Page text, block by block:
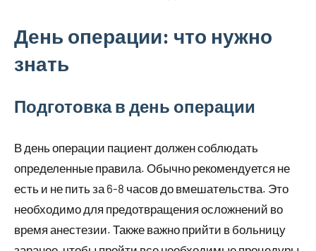
День операции: что нужно
знать
Подготовка в день операции
В день операции пациент должен соблюдать
определенные правила. Обычно рекомендуется не
есть и не пить за 6-8 часов до вмешательства. Это
необходимо для предотвращения осложнений во
время анестезии. Также важно прийти в больницу